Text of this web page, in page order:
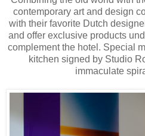
contemporary art and design
with their favorite Dutch
and offer exclusive products
complement the hotel. Special
kitchen signed by Studio
immaculate